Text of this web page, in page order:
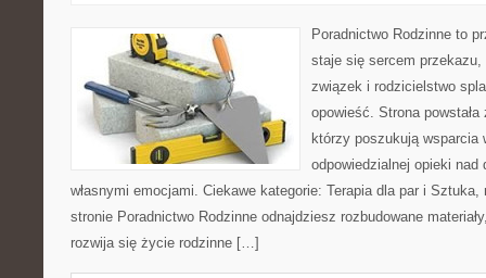
Poradnictwo Rodzinne to
staje się sercem
związek i rodzicielstwo
opowieść. Strona
którzy poszukują wsparcia
odpowiedzialnej opieki nad
własnymi emocjami. Ciekawe kategorie: Terapia dla par i
stronie Poradnictwo Rodzinne odnajdziesz rozbudowane
rozwija się życie rodzinne […]